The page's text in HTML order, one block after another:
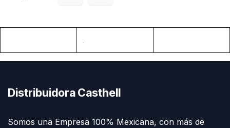
.
Distribuidora Casthell
Somos una Empresa 100% Mexicana, con más de